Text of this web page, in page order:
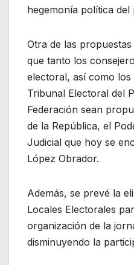
hegemonía política del
Otra de las
que tanto los
electoral, así como los
Tribunal Electoral del
Federación sean
de la República, el
Judicial que hoy se
López Obrador.
Además, se prevé la
Locales Electorales
organización de la
disminuyendo la